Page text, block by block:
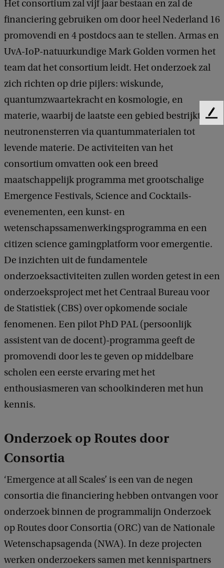
Het consortium zal vijf jaar bestaan en zal de
financiering gebruiken om door heel Nederland 16
promovendi en 4 postdocs aan te stellen. Armas en
UvA-IoP-natuurkundige Mark Golden vormen het
team dat het consortium leidt. Het onderzoek zal
zich richten op drie pijlers: wiskunde,
quantumzwaartekracht en kosmologie, en
materie, waarbij de laatste een gebied bestrijkt van
neutronensterren via quantummaterialen tot
levende materie. De activiteiten van het
consortium omvatten ook een breed
maatschappelijk programma met grootschalige
Emergence Festivals, Science and Cocktails-
evenementen, een kunst- en
wetenschapssamenwerkingsprogramma en een
citizen science gamingplatform voor emergentie.
De inzichten uit de fundamentele
onderzoeksactiviteiten zullen worden getest in een
onderzoeksproject met het Centraal Bureau voor
de Statistiek (CBS) over opkomende sociale
fenomenen. Een pilot PhD PAL (persoonlijk
assistent van de docent)-programma geeft de
promovendi door les te geven op middelbare
scholen een eerste ervaring met het
enthousiasmeren van schoolkinderen met hun
kennis.
Onderzoek op Routes door
Consortia
‘Emergence at all Scales’ is een van de negen
consortia die financiering hebben ontvangen voor
onderzoek binnen de programmalijn Onderzoek
op Routes door Consortia (ORC) van de Nationale
Wetenschapsagenda (NWA). In deze projecten
werken onderzoekers samen met kennispartners
F